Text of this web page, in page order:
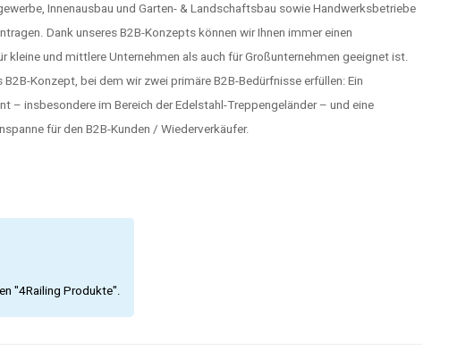
Innenausbau und Garten- & Landschaftsbau sowie Handwerksbetriebe
Dank unseres B2B-Konzepts können wir Ihnen immer einen
kleine und mittlere Unternehmen als auch für Großunternehmen geeignet ist.
Konzept, bei dem wir zwei primäre B2B-Bedürfnisse erfüllen: Ein
– insbesondere im Bereich der Edelstahl-Treppengeländer – und eine
für den B2B-Kunden / Wiederverkäufer.
"4Railing Produkte".